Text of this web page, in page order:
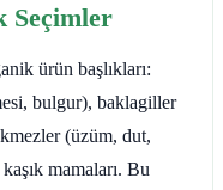
Seçimler
ürün başlıkları:
bulgur), baklagiller
(üzüm, dut,
mamaları. Bu